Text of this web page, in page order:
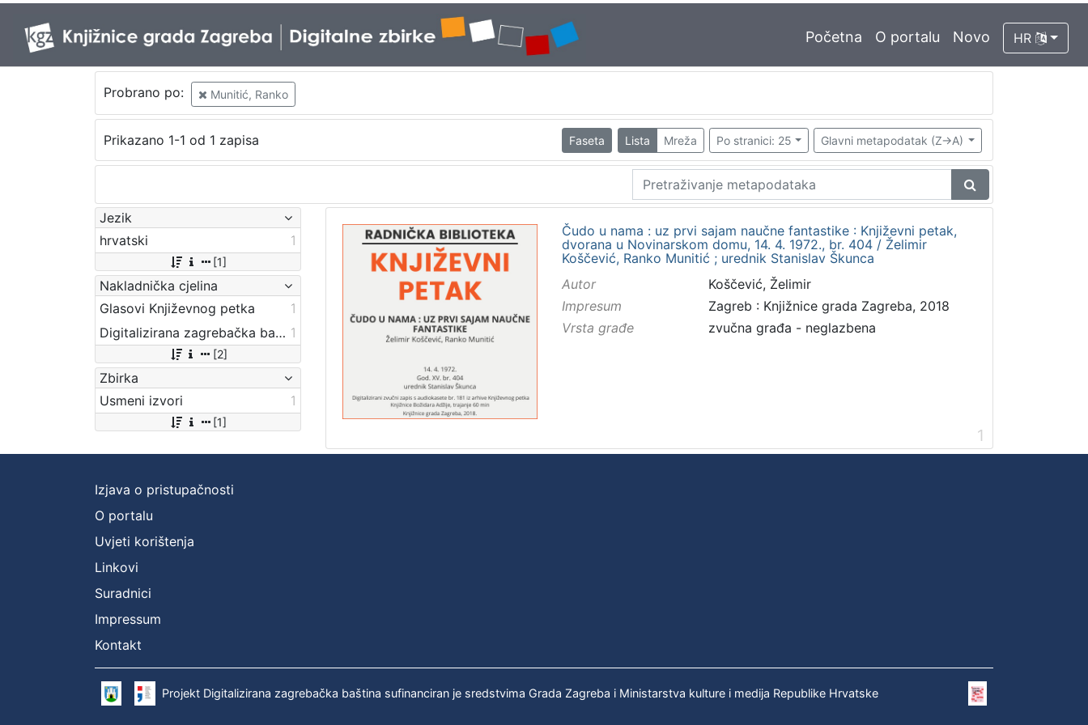
Početna O portalu Novo HR
Probrano po: Munitić, Ranko
Prikazano 1-1 od 1 zapisa Faseta Lista Mreža Po stranici: 25 Glavni metapodatak (Z->A)
Jezik
hrvatski
1
[1]
Nakladnička cjelina
Glasovi Književnog petka
1
Digitalizirana zagrebačka baština 1
[2]
Zbirka
Usmeni izvori
1
[1]
Čudo u nama : uz prvi sajam naučne fantastike : Književni petak,
dvorana u Novinarskom domu, 14. 4. 1972., br. 404 / Želimir
Koščević, Ranko Munitić ; urednik Stanislav Škunca
Autor
Koščević, Želimir
Impresum
Zagreb : Knjižnice grada Zagreba, 2018
Vrsta građe
zvučna građa - neglazbena
1
Izjava o pristupačnosti
O portalu
Uvjeti korištenja
Linkovi
Suradnici
Impressum
Kontakt
Projekt Digitalizirana zagrebačka baština sufinanciran je sredstvima Grada Zagreba i Ministarstva kulture i medija Republike Hrvatske